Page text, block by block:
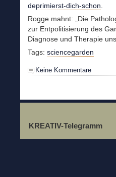
deprimierst-dich-schon
Rogge mahnt: „Die
zur Entpolitisierung des
Diagnose und Therapie
Tags: sciencegarden
Keine Kommentare
KREATIV-Telegramm